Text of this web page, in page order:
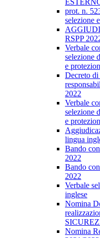
prot. n.
selezione
RSPP
Verbale
selezione
e
Decreto
2022
Verbale
selezione
e
lingua
Bando
2022
Bando
2022
Verbale
inglese
Nomina
Nomina